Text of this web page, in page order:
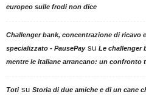
europeo sulle frodi non dice
Challenger bank, concentrazione di ricavo
specializzato - PausePaysu Le challenger
mentre le italiane arrancano: un confronto
Totisu Storia di due amiche e di un cane